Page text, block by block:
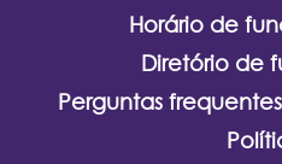
Horário de
Diretório de
Perguntas